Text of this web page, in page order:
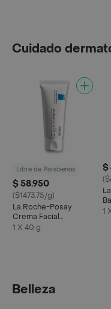
Cuidado
Libre de Parabenos
$ 58.950
($1473.75/g)
La Roche-Posay
Crema Facial
Cicaplast Baume B5 +
1 X 40 g
$
1
Belleza